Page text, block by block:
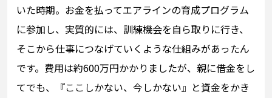
いた時期。お金を払ってエアラインの育成プログラム
に参加し、実質的には、訓練機会を自ら取りに行き、
そこから仕事につなげていくような仕組みがあったん
です。費用は約600万円かかりましたが、親に借金をし
てでも、『ここしかない、今しかない』と資金をかき